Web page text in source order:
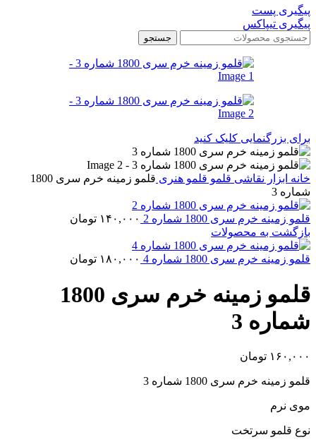
پیگیری پست
پیگیری تیپاکس
جستجو
برای بزرگنمایی کلیک کنید
خانه ابزار نقاشی قلمو قلمو‌ هنری
قلمو زمینه خرم سری 1800
شماره 3
قلمو زمینه خرم سری 1800 شماره 2 ۱۴۰,۰۰۰ تومان
بازگشت به محصولات
قلمو زمینه خرم سری 1800 شماره 4 ۱۸۰,۰۰۰ تومان
قلمو زمینه خرم سری 1800
شماره 3
۱۶۰,۰۰۰ تومان
قلمو زمینه خرم سری 1800 شماره 3
موی نرم
نوع قلمو سرتخت